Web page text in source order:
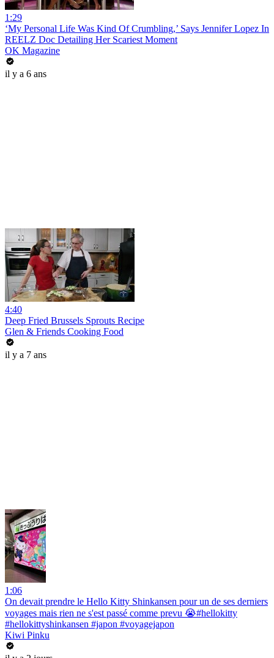
1:29
‘My Personal Life Was Kind Of Crumbling,’ Says Jennifer Lopez In
REELZ Doc Detailing Her Scariest Moment
OK Magazine
il y a 6 ans
4:40
Deep Fried Brussels Sprouts Recipe
Glen & Friends Cooking Food
il y a 7 ans
1:06
On devait prendre le Hello Kitty Shinkansen pour un de ses derniers
voyages mais rien ne s'est passé comme prevu 😭#hellokitty
#hellokittyshinkansen #japon #voyagejapon
Kiwi Pinku